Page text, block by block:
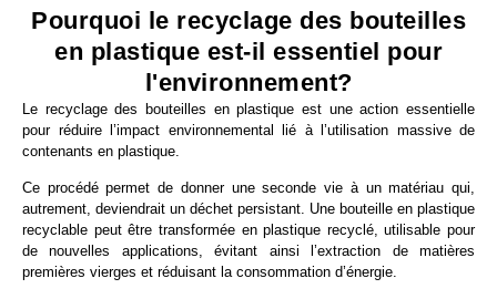
Pourquoi le recyclage des bouteilles
en plastique est-il essentiel pour
l'environnement?
Le recyclage des bouteilles en plastique est une action essentielle
pour réduire l’impact environnemental lié à l’utilisation massive de
contenants en plastique.
Ce procédé permet de donner une seconde vie à un matériau qui,
autrement, deviendrait un déchet persistant. Une bouteille en plastique
recyclable peut être transformée en plastique recyclé, utilisable pour
de nouvelles applications, évitant ainsi l’extraction de matières
premières vierges et réduisant la consommation d’énergie.